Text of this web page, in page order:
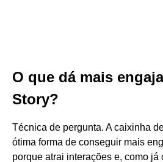
O que dá mais
Story?
Técnica de pergunta. A caixinha
ótima forma de conseguir mais
porque atrai interações e, como